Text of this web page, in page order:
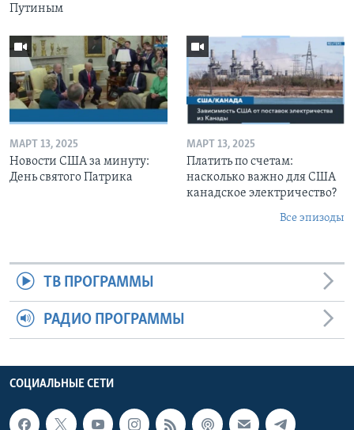
Путиным
МАРТ 13, 2025
Новости США за минуту:
День святого Патрика
МАРТ 13, 2025
Платить по счетам:
насколько важно для США
канадское электричество?
Все эпизоды
ТВ ПРОГРАММЫ
РАДИО ПРОГРАММЫ
СОЦИАЛЬНЫЕ СЕТИ